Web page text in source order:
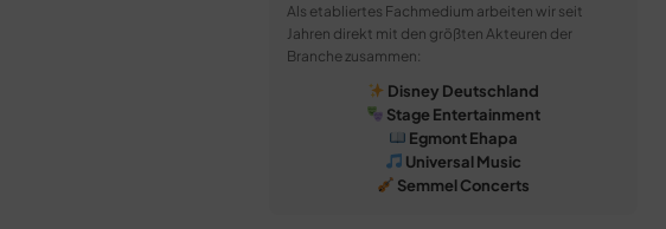
Als etabliertes Fachmedium arbeiten wir seit
Jahren direkt mit den größten Akteuren der
Branche zusammen:
Disney Deutschland
Stage Entertainment
Egmont Ehapa
Universal Music
Semmel Concerts